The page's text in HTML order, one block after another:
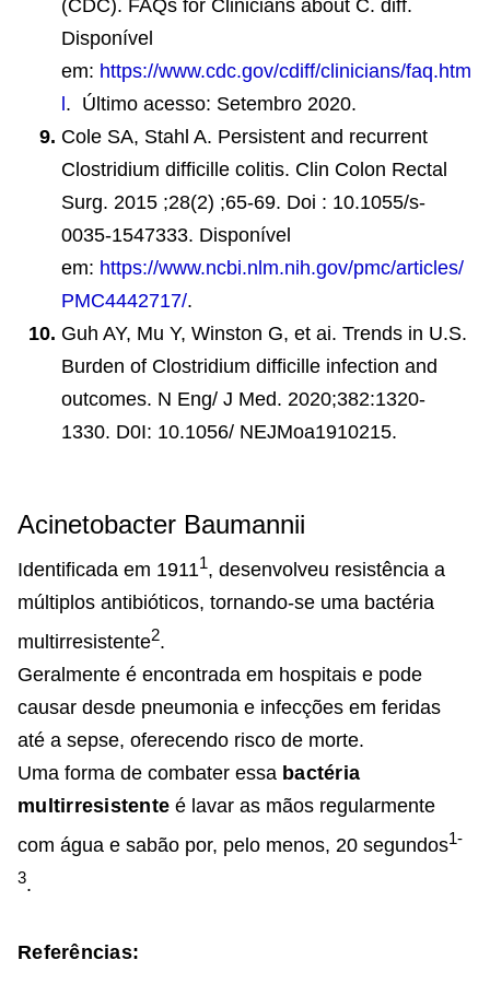
(CDC). FAQs for Clinicians about C. diff.
Disponível
em: https://www.cdc.gov/cdiff/clinicians/faq.htm
. Último acesso: Setembro 2020.
Cole SA, Stahl A. Persistent and recurrent
Clostridium difficille colitis. Clin Colon Rectal
Surg. 2015 ;28(2) ;65-69. Doi : 10.1055/s-
0035-1547333. Disponível
em: https://www.ncbi.nlm.nih.gov/pmc/articles/
PMC4442717/.
Guh AY, Mu Y, Winston G, et ai. Trends in U.S.
Burden of Clostridium difficille infection and
outcomes. N Eng/ J Med. 2020;382:1320-
1330. D0I: 10.1056/ NEJMoa1910215.
Acinetobacter Baumannii
Identificada em 19111, desenvolveu resistência a
múltiplos antibióticos, tornando-se uma bactéria
multirresistente2.
Geralmente é encontrada em hospitais e pode
causar desde pneumonia e infecções em feridas
até a sepse, oferecendo risco de morte.
Uma forma de combater essa bactéria
multirresistente é lavar as mãos regularmente
com água e sabão por, pelo menos, 20 segundos1-
3.
Referências: